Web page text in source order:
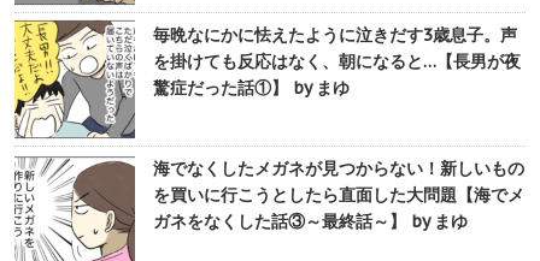
毎晩なにかに怯えたように泣きだす3歳息子。声
を掛けても反応はなく、朝になると…【長男が夜
驚症だった話①】 by まゆ
海でなくしたメガネが見つからない！新しいもの
を買いに行こうとしたら直面した大問題【海でメ
ガネをなくした話③～最終話～】 by まゆ